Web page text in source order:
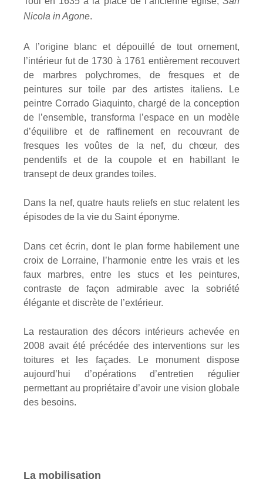
Nicola in Agone.
A l’origine blanc et dépouillé de tout ornement,
l’intérieur fut de 1730 à 1761 entièrement recouvert
de marbres polychromes, de fresques et de
peintures sur toile par des artistes italiens. Le
peintre Corrado Giaquinto, chargé de la conception
de l’ensemble, transforma l’espace en un modèle
d’équilibre et de raffinement en recouvrant de
fresques les voûtes de la nef, du chœur, des
pendentifs et de la coupole et en habillant le
transept de deux grandes toiles.
Dans la nef, quatre hauts reliefs en stuc relatent les
épisodes de la vie du Saint éponyme.
Dans cet écrin, dont le plan forme habilement une
croix de Lorraine, l’harmonie entre les vrais et les
faux marbres, entre les stucs et les peintures,
contraste de façon admirable avec la sobriété
élégante et discrète de l’extérieur.
La restauration des décors intérieurs achevée en
2008 avait été précédée des interventions sur les
toitures et les façades. Le monument dispose
aujourd’hui d’opérations d’entretien régulier
permettant au propriétaire d’avoir une vision globale
des besoins.
La mobilisation